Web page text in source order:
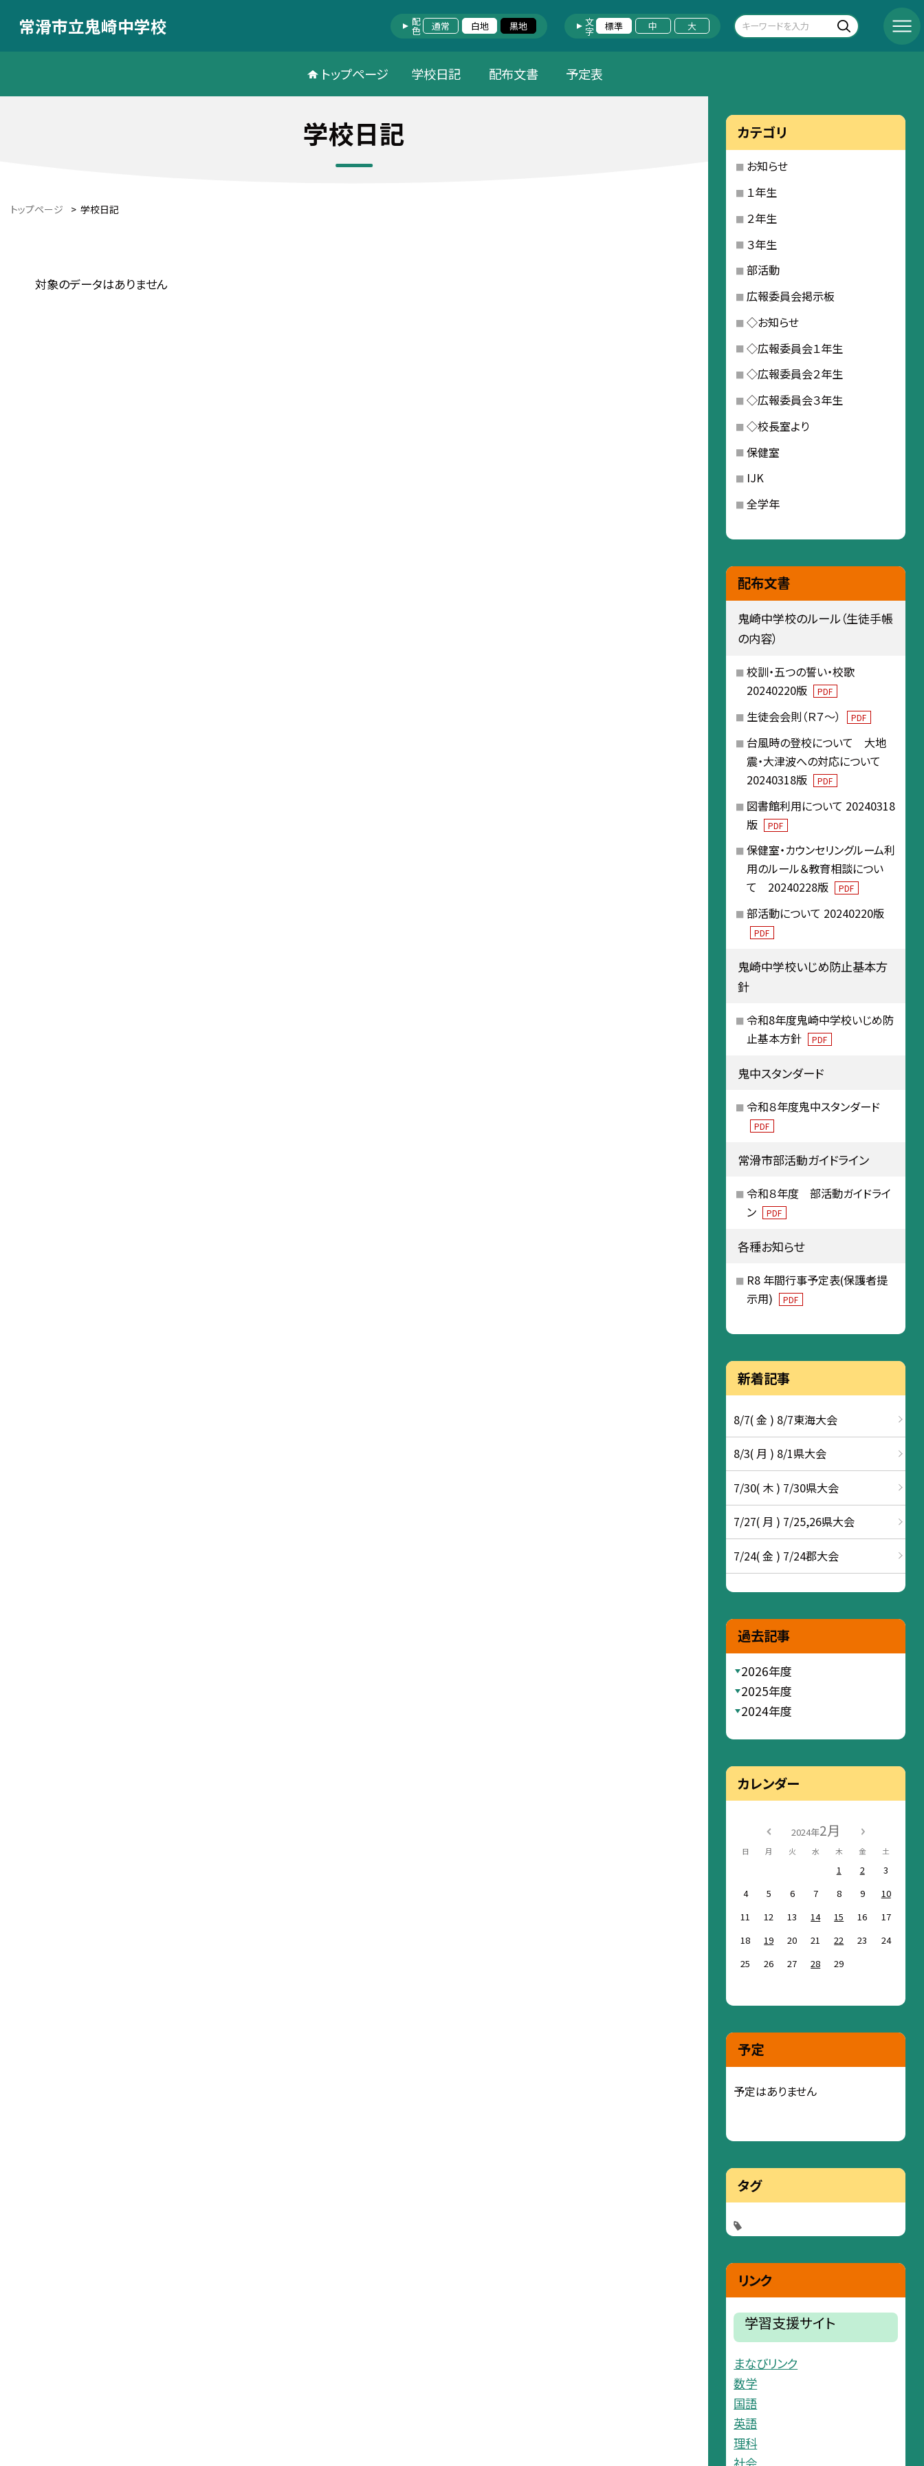
常滑市立鬼崎中学校 配色 通常 白地 黒地 文字 標準 中 大
トップページ 学校日記 配布文書 予定表
学校日記
トップページ > 学校日記
対象のデータはありません
カテゴリ
お知らせ
１年生
２年生
３年生
部活動
広報委員会掲示板
◇お知らせ
◇広報委員会１年生
◇広報委員会２年生
◇広報委員会３年生
◇校長室より
保健室
IJK
全学年
配布文書
鬼崎中学校のルール（生徒手帳
の内容）
校訓・五つの誓い・校歌
20240220版
PDF
生徒会会則（Ｒ７～） PDF
台風時の登校について 大地
震・大津波への対応について
20240318版
PDF
図書館利用について 20240318
版
PDF
保健室・カウンセリングルーム利
用のルール＆教育相談につい
て 20240228版
PDF
部活動について 20240220版
PDF
鬼崎中学校いじめ防止基本方
針
令和8年度鬼崎中学校いじめ防
止基本方針
PDF
鬼中スタンダード
令和８年度鬼中スタンダード
PDF
常滑市部活動ガイドライン
令和８年度 部活動ガイドライ
ン
PDF
各種お知らせ
R8 年間行事予定表(保護者提
示用)
PDF
新着記事
8/7( 金 ) 8/7東海大会
8/3( 月 ) 8/1県大会
7/30( 木 ) 7/30県大会
7/27( 月 ) 7/25,26県大会
7/24( 金 ) 7/24郡大会
過去記事
2026年度
2025年度
2024年度
カレンダー
2024年2月
日 月 火 水 木 金 土
1 2
3
4
5 6 7 8 9
10
11
12 13 14 15 16
17
18
19 20 21 22 23
24
25
26 27 28 29
予定
予定はありません
タグ
リンク
学習支援サイト
まなびリンク
数学
国語
英語
理科